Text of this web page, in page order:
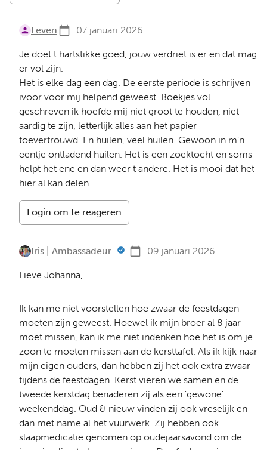
Leven 07 januari 2026
Je doet t hartstikke goed, jouw verdriet is er en dat mag
er vol zijn.
Het is elke dag een dag. De eerste periode is schrijven
ivoor voor mij helpend geweest. Boekjes vol
geschreven ik hoefde mij niet groot te houden, niet
aardig te zijn, letterlijk alles aan het papier
toevertrouwd. En huilen, veel huilen. Gewoon in m’n
eentje ontladend huilen. Het is een zoektocht en soms
helpt het ene en dan weer t andere. Het is mooi dat het
hier al kan delen.
Login om te reageren
Iris | Ambassadeur 09 januari 2026
Lieve Johanna,
Ik kan me niet voorstellen hoe zwaar de feestdagen
moeten zijn geweest. Hoewel ik mijn broer al 8 jaar
moet missen, kan ik me niet indenken hoe het is om je
zoon te moeten missen aan de kersttafel. Als ik kijk naar
mijn eigen ouders, dan hebben zij het ook extra zwaar
tijdens de feestdagen. Kerst vieren we samen en de
tweede kerstdag benaderen zij als een 'gewone'
weekenddag. Oud & nieuw vinden zij ook vreselijk en
dan met name al het vuurwerk. Zij hebben ook
slaapmedicatie genomen op oudejaarsavond om de